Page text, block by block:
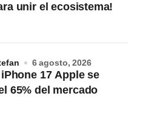
unir el ecosistema!
17 Apple se
65% del mercado
6 agosto, 2026